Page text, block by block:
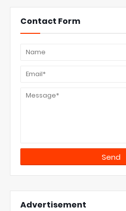
Contact Form
Advertisement